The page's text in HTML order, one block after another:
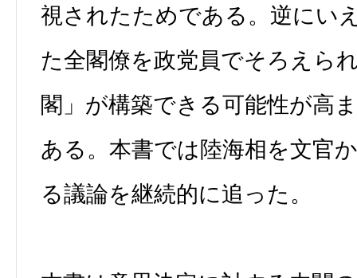
視されたためである。逆にい
た全閣僚を政党員でそろえら
閣」が構築できる可能性が高
ある。本書では陸海相を文官
る議論を継続的に追った。